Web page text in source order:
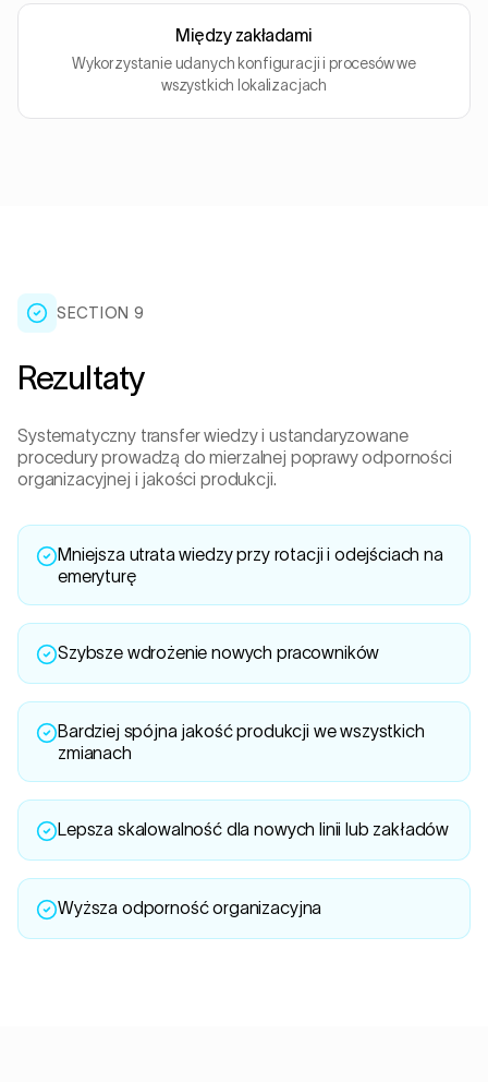
Między zakładami
Wykorzystanie udanych konfiguracji i procesów we
wszystkich lokalizacjach
SECTION 9
Rezultaty
Systematyczny transfer wiedzy i ustandaryzowane
procedury prowadzą do mierzalnej poprawy odporności
organizacyjnej i jakości produkcji.
Mniejsza utrata wiedzy przy rotacji i odejściach na
emeryturę
Szybsze wdrożenie nowych pracowników
Bardziej spójna jakość produkcji we wszystkich
zmianach
Lepsza skalowalność dla nowych linii lub zakładów
Wyższa odporność organizacyjna